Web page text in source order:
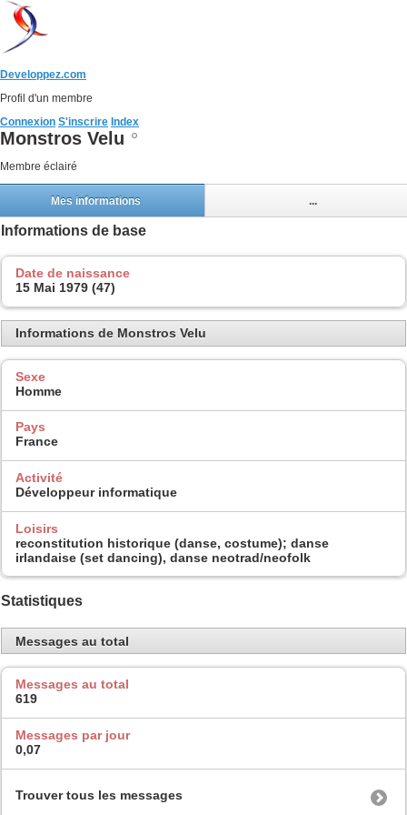
Developpez.com
Profil d'un membre
Connexion S'inscrire Index
Monstros Velu
Membre éclairé
Mes informations ...
Informations de base
Date de naissance
15 Mai 1979 (47)
Informations de Monstros Velu
Sexe
Homme
Pays
France
Activité
Développeur informatique
Loisirs
reconstitution historique (danse, costume); danse
irlandaise (set dancing), danse neotrad/neofolk
Statistiques
Messages au total
Messages au total
619
Messages par jour
0,07
Trouver tous les messages